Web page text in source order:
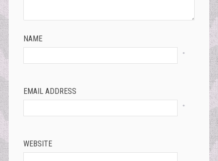
NAME
*
EMAIL ADDRESS
*
WEBSITE